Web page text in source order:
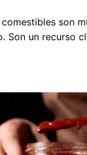
son
Son un recurso